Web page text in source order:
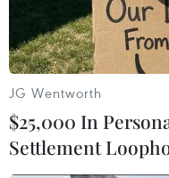
JG Wentworth
$25,000 In
Settlement